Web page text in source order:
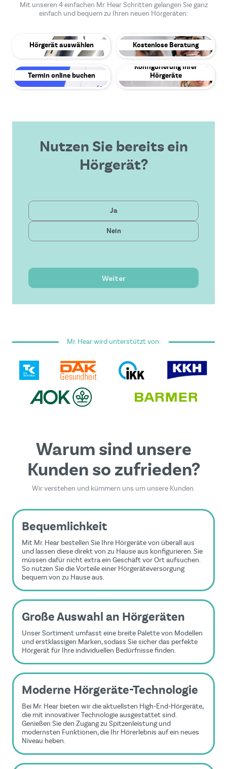
Mit unseren 4 einfachen Mr. Hear Schritten gelangen Sie ganz
einfach und bequem zu Ihren neuen Hörgeräten:
Hörgerät auswählen Kostenlose Beratung
Termin online buchen
Konfigurierung Ihrer
Hörgeräte
Nutzen Sie bereits ein
Hörgerät?
Ja
Nein
Weiter
Privat
Gesetzlich
Hervorragender Service
Dieses Formular ist durch reCAPTCHA geschützt - es
gelten die Google Datenschutzrichtlinie
Nutzungsbedingungen
Mr. Hear wird unterstützt von:
Warum sind unsere
Kunden so zufrieden?
Wir verstehen und kümmern uns um unsere Kunden.
Bequemlichkeit
Mit Mr. Hear bestellen Sie Ihre Hörgeräte von überall aus
und lassen diese direkt von zu Hause aus konfigurieren. Sie
müssen dafür nicht extra ein Geschäft vor Ort aufsuchen.
So nutzen Sie die Vorteile einer Hörgeräteversorgung
bequem von zu Hause aus.
Große Auswahl an Hörgeräten
Unser Sortiment umfasst eine breite Palette von Modellen
und erstklassigen Marken, sodass Sie sicher das perfekte
Hörgerät für Ihre individuellen Bedürfnisse finden.
Moderne Hörgeräte-Technologie
Bei Mr. Hear bieten wir die aktuellsten High-End-Hörgeräte,
die mit innovativer Technologie ausgestattet sind.
Genießen Sie den Zugang zu Spitzenleistung und
modernsten Funktionen, die Ihr Hörerlebnis auf ein neues
Niveau heben.